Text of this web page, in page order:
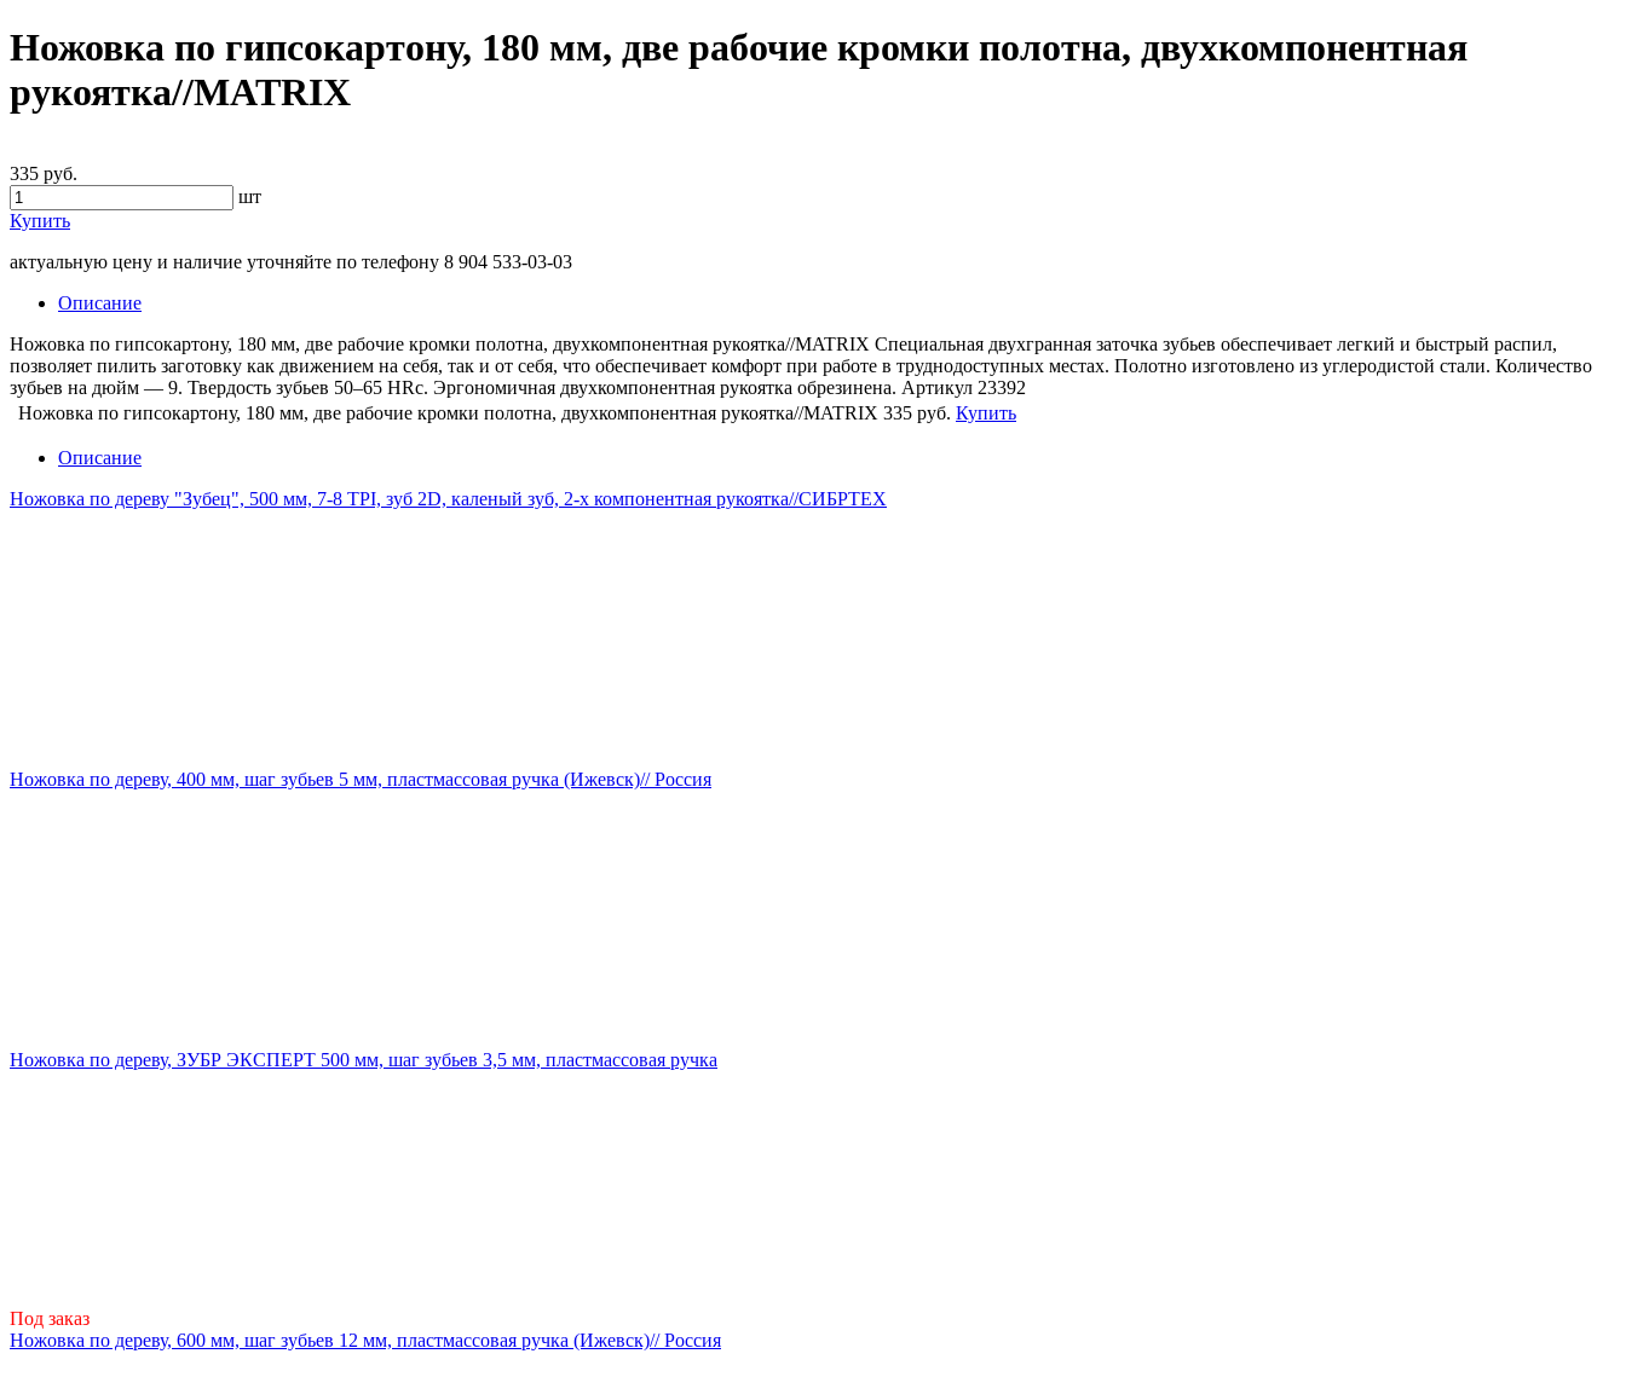
Ножовка по гипсокартону, 180 мм, две рабочие кромки полотна, двухкомпонентная
рукоятка//MATRIX
335 руб.
шт
Купить
актуальную цену и наличие уточняйте по телефону 8 904 533-03-03
Описание
Ножовка по гипсокартону, 180 мм, две рабочие кромки полотна, двухкомпонентная рукоятка//MATRIX Специальная двухгранная заточка зубьев обеспечивает легкий и быстрый распил,
позволяет пилить заготовку как движением на себя, так и от себя, что обеспечивает комфорт при работе в труднодоступных местах. Полотно изготовлено из углеродистой стали. Количество
зубьев на дюйм — 9. Твердость зубьев 50–65 HRc. Эргономичная двухкомпонентная рукоятка обрезинена. Артикул 23392
Ножовка по гипсокартону, 180 мм, две рабочие кромки полотна, двухкомпонентная рукоятка//MATRIX 335 руб. Купить
Описание
Ножовка по дереву "Зубец", 500 мм, 7-8 TPI, зуб 2D, каленый зуб, 2-х компонентная рукоятка//СИБРТЕХ
Ножовка по дереву, 400 мм, шаг зубьев 5 мм, пластмассовая ручка (Ижевск)// Россия
Ножовка по дереву, ЗУБР ЭКСПЕРТ 500 мм, шаг зубьев 3,5 мм, пластмассовая ручка
Под заказ
Ножовка по дереву, 600 мм, шаг зубьев 12 мм, пластмассовая ручка (Ижевск)// Россия